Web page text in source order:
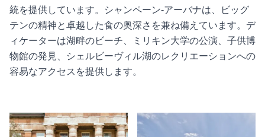
統を提供しています。シャンペーン-アーバナは、ビッグ
テンの精神と卓越した食の奥深さを兼ね備えています。デ
ィケーターは湖畔のビーチ、ミリキン大学の公演、子供博
物館の発見、シェルビーヴィル湖のレクリエーションへの
容易なアクセスを提供します。